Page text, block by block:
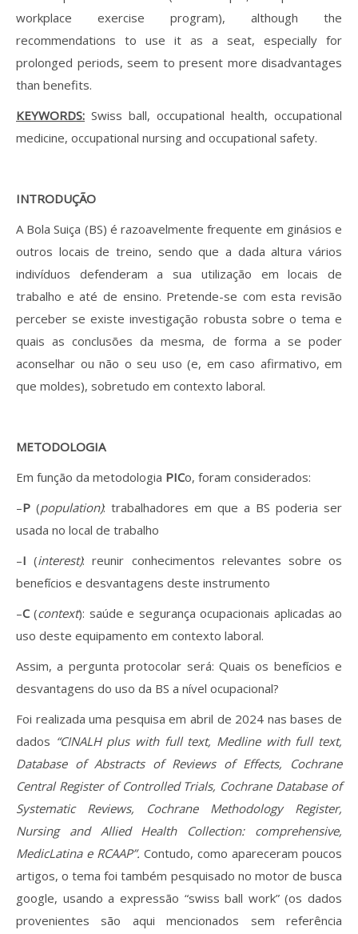
workplace exercise program), although the
recommendations to use it as a seat, especially for
prolonged periods, seem to present more disadvantages
than benefits.
KEYWORDS: Swiss ball, occupational health, occupational
medicine, occupational nursing and occupational safety.
INTRODUÇÃO
A Bola Suiça (BS) é razoavelmente frequente em ginásios e
outros locais de treino, sendo que a dada altura vários
indivíduos defenderam a sua utilização em locais de
trabalho e até de ensino. Pretende-se com esta revisão
perceber se existe investigação robusta sobre o tema e
quais as conclusões da mesma, de forma a se poder
aconselhar ou não o seu uso (e, em caso afirmativo, em
que moldes), sobretudo em contexto laboral.
METODOLOGIA
Em função da metodologia PICo, foram considerados:
–P (population): trabalhadores em que a BS poderia ser
usada no local de trabalho
–I (interest): reunir conhecimentos relevantes sobre os
benefícios e desvantagens deste instrumento
–C(context): saúde e segurança ocupacionais aplicadas ao
uso deste equipamento em contexto laboral.
Assim, a pergunta protocolar será: Quais os benefícios e
desvantagens do uso da BS a nível ocupacional?
Foi realizada uma pesquisa em abril de 2024 nas bases de
dados “CINALH plus with full text, Medline with full text,
Database of Abstracts of Reviews of Effects, Cochrane
Central Register of Controlled Trials, Cochrane Database of
Systematic Reviews, Cochrane Methodology Register,
Nursing and Allied Health Collection: comprehensive,
MedicLatina e RCAAP”. Contudo, como apareceram poucos
artigos, o tema foi também pesquisado no motor de busca
google, usando a expressão “swiss ball work” (os dados
provenientes são aqui mencionados sem referência